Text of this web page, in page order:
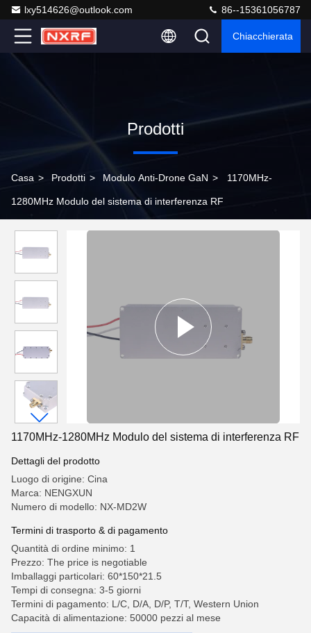
lxy514626@outlook.com 86--15361056787
Chiacchierata
Prodotti
Casa > Prodotti > Modulo Anti-Drone GaN > 1170MHz-
1280MHz Modulo del sistema di interferenza RF
1170MHz-1280MHz Modulo del sistema di interferenza RF
Dettagli del prodotto
Luogo di origine: Cina
Marca: NENGXUN
Numero di modello: NX-MD2W
Termini di trasporto & di pagamento
Quantità di ordine minimo: 1
Prezzo: The price is negotiable
Imballaggi particolari: 60*150*21.5
Tempi di consegna: 3-5 giorni
Termini di pagamento: L/C, D/A, D/P, T/T, Western Union
Capacità di alimentazione: 50000 pezzi al mese